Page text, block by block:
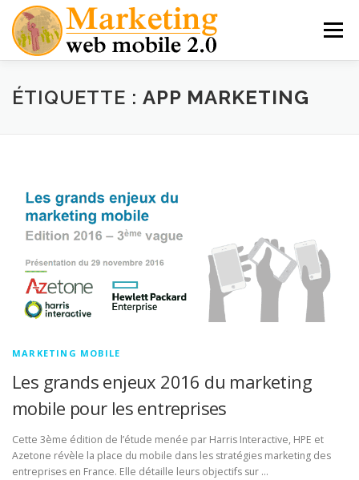
contenu
Menu
MES LIVRES THÈSE PRO MARKETING MOBILE
M-COMMERCE INTERVIEWS
ÉTIQUETTE : APP MARKETING
MARKETING MOBILE
Les grands enjeux 2016 du marketing
mobile pour les entreprises
Cette 3ème édition de l’étude menée par Harris Interactive, HPE et
Azetone révèle la place du mobile dans les stratégies marketing des
entreprises en France. Elle détaille leurs objectifs sur …